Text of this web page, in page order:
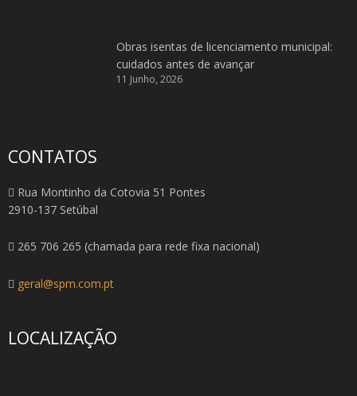
Obras isentas de licenciamento municipal:
cuidados antes de avançar
11 Junho, 2026
CONTATOS
Rua Montinho da Cotovia 51 Pontes
2910-137 Setúbal
265 706 265 (chamada para rede fixa nacional)
geral@spm.com.pt
LOCALIZAÇÃO